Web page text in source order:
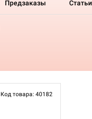
Предзаказы Статьи
Код товара: 40182